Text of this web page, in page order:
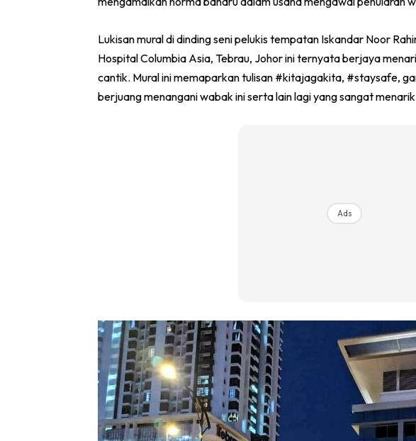
Lukisan mural di dinding seni pelukis tempatan Iskandar Noor
Hospital Columbia Asia, Tebrau, Johor ini ternyata berjaya
cantik. Mural ini memaparkan tulisan #kitajagakita, #staysafe,
berjuang menangani wabak ini serta lain lagi yang sangat
Ads